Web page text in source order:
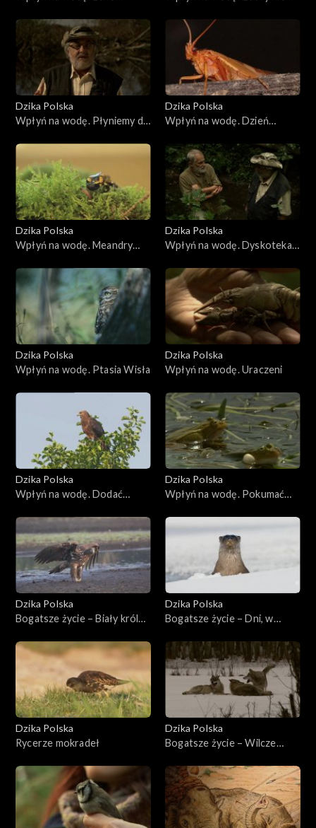
zdarza, bo jak są chmury, to przeważnie jest i wiatr – zauważa
gospodarz – przyrodnik.
Dzika Polska
Wpłyń na wodę. Płyniemy do
Dzika Polska
Wpłyń na wodę. Dzień
Dzika Polska
Wpłyń na wodę. Meandry
Dzika Polska
Wpłyń na wodę. Dyskoteka
Dzika Polska
Wpłyń na wodę. Ptasia Wisła
Dzika Polska
Wpłyń na wodę. Uraczeni
Dzika Polska
Wpłyń na wodę. Dodać
Dzika Polska
Wpłyń na wodę. Pokumać
Dzika Polska
Bogatsze życie – Biały król
Dzika Polska
Bogatsze życie – Dni, w
Dzika Polska
Rycerze mokradeł
Dzika Polska
Bogatsze życie – Wilcze